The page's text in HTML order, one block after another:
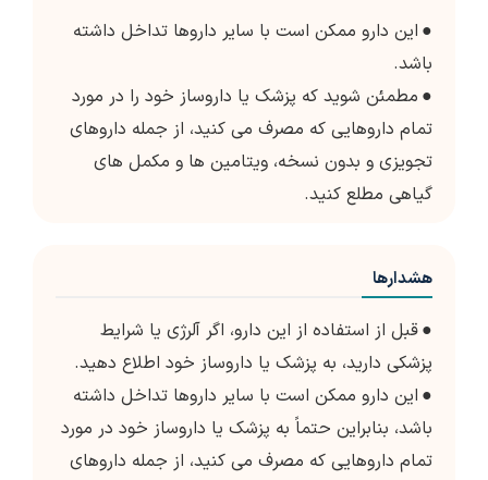
● این دارو ممکن است با سایر داروها تداخل داشته
باشد.
● مطمئن شوید که پزشک یا داروساز خود را در مورد
تمام داروهایی که مصرف می کنید، از جمله داروهای
تجویزی و بدون نسخه، ویتامین ها و مکمل های
گیاهی مطلع کنید.
هشدارها
●قبل از استفاده از این دارو، اگر آلرژی یا شرایط
پزشکی دارید، به پزشک یا داروساز خود اطلاع دهید.
● این دارو ممکن است با سایر داروها تداخل داشته
باشد، بنابراین حتماً به پزشک یا داروساز خود در مورد
تمام داروهایی که مصرف می کنید، از جمله داروهای